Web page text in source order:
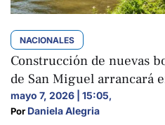
NACIONALES
Construcción de nuevas
de San Miguel arrancará
mayo 7, 2026 | 15:05,
Por Daniela Alegria